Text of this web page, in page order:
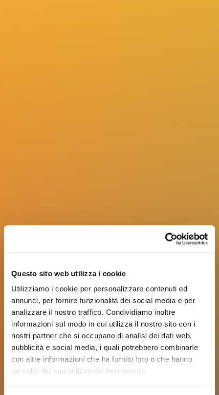
Questo sito web utilizza i cookie
Utilizziamo i cookie per personalizzare contenuti ed
annunci, per fornire funzionalità dei social media e per
analizzare il nostro traffico. Condividiamo inoltre
informazioni sul modo in cui utilizza il nostro sito con i
nostri partner che si occupano di analisi dei dati web,
pubblicità e social media, i quali potrebbero combinarle
con altre informazioni che ha fornito loro o che hanno
raccolto dal suo utilizzo dei loro servizi.